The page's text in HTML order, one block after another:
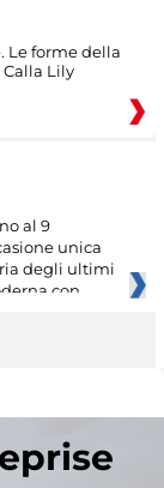
Le forme della
Calla Lily
al 9
unica
degli ultimi
con